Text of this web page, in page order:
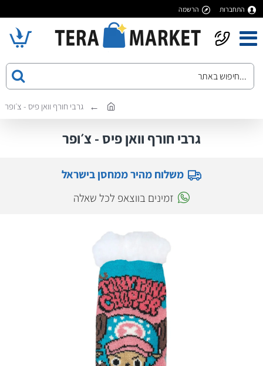
התחברות הרשמה
גרבי חורף וואן פיס - צ׳ופר
גרבי חורף וואן פיס - צ׳ופר
משלוח מהיר ממחסן בישראל
זמינים בווצאפ לכל שאלה